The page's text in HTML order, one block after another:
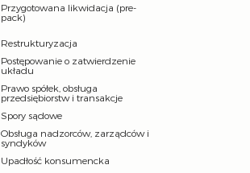
Przygotowana likwidacja (pre-
pack)
Restrukturyzacja
Postępowanie o zatwierdzenie
układu
Prawo spółek, obsługa
przedsiębiorstw i transakcje
Spory sądowe
Obsługa nadzorców, zarządców i
syndyków
Upadłość konsumencka